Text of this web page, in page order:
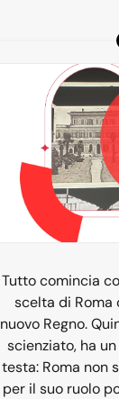
Tutto comincia
scelta di
nuovo Regno.
scienziato, ha
testa: Roma non
per il suo ruolo